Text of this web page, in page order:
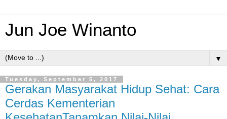
Jun Joe Winanto
▼
Tuesday, September 5, 2017
Gerakan Masyarakat Hidup Sehat: Cara
Cerdas Kementerian